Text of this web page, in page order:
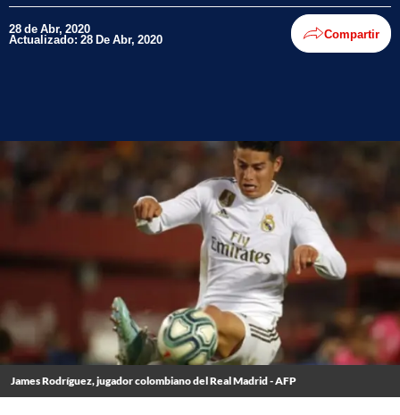
28 de Abr, 2020
Actualizado: 28 De Abr, 2020 Compartir
James Rodríguez, jugador colombiano del Real Madrid - AFP